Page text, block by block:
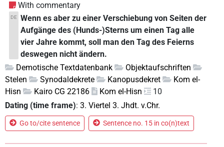
With commentary
DE Wenn es aber zu einer Verschiebung von Seiten der
Aufgänge des (Hunds-)Sterns um einen Tag alle
vier Jahre kommt, soll man den Tag des Feierns
deswegen nicht ändern.
Demotische Textdatenbank
Objektaufschriften
Stelen
Synodaldekrete Kanopusdekret
Kom el-
Hisn
Kairo CG 22186 Kom el-Hisn
10
Dating (time frame): 3. Viertel 3. Jhdt. v.Chr.
Go to/cite sentence Sentence no. 15 in co(n)text